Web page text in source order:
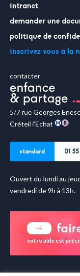
intranet
demander une
politique de
inscrivez vous à la
contacter
5/7 rue Georges
Créteil l’Echat
standard 01
Ouvert du lundi au
vendredi de 9h à 13h.
votre aide est